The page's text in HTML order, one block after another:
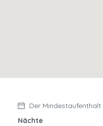
Der Mindestaufenthalt
Nächte